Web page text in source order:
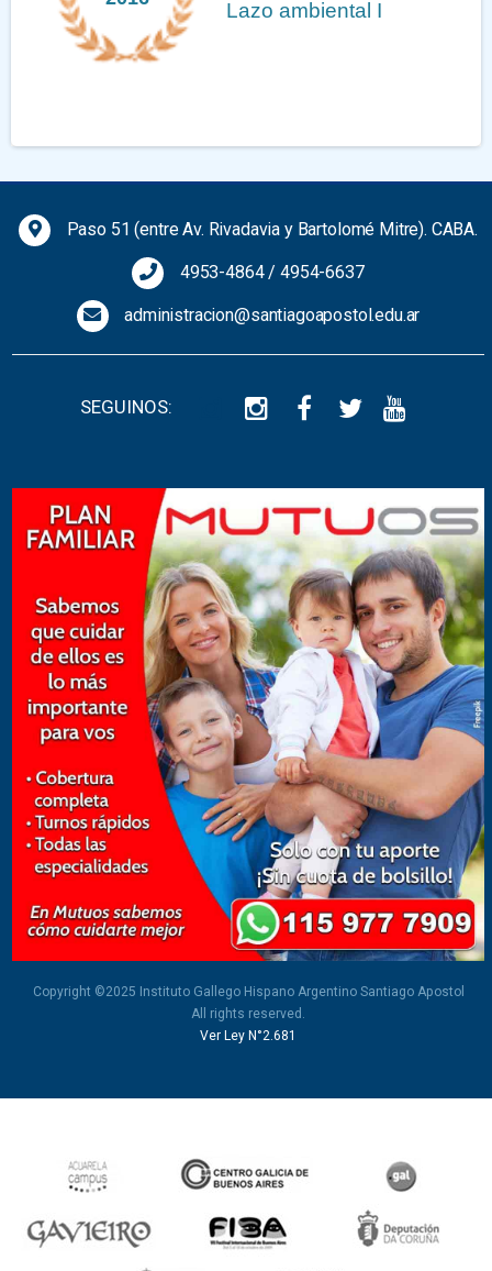
Lazo ambiental I
Paso 51 (entre Av. Rivadavia y Bartolomé Mitre). CABA.
4953-4864/4954-6637
administracion@santiagoapostol.edu.ar
SEGUINOS:
Copyright ©2025 Instituto Gallego Hispano Argentino Santiago Apostol
All rights reserved.
Ver Ley N°2.681